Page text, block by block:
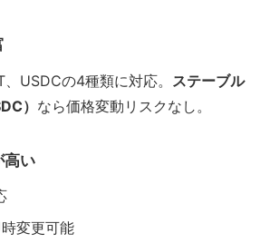
USDCの4種類に対応。 ステーブル
） なら価格変動リスクなし。
高い
変更可能